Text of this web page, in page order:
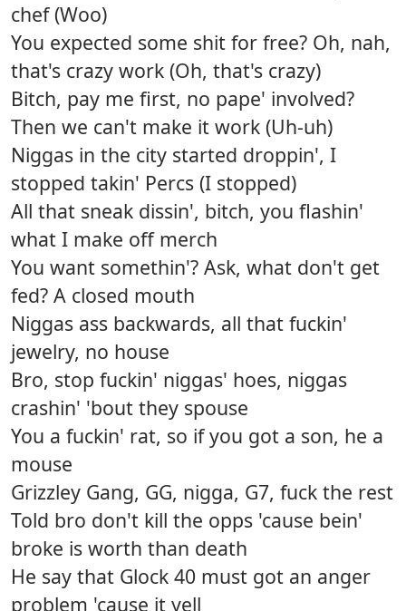
chef (Woo)
You expected some shit for free? Oh, nah,
that's crazy work (Oh, that's crazy)
Bitch, pay me first, no pape' involved?
Then we can't make it work (Uh-uh)
Niggas in the city started droppin', I
stopped takin' Percs (I stopped)
All that sneak dissin', bitch, you flashin'
what I make off merch
You want somethin'? Ask, what don't get
fed? A closed mouth
Niggas ass backwards, all that fuckin'
jewelry, no house
Bro, stop fuckin' niggas' hoes, niggas
crashin' 'bout they spouse
You a fuckin' rat, so if you got a son, he a
mouse
Grizzley Gang, GG, nigga, G7, fuck the rest
Told bro don't kill the opps 'cause bein'
broke is worth than death
He say that Glock 40 must got an anger
problem 'cause it yell